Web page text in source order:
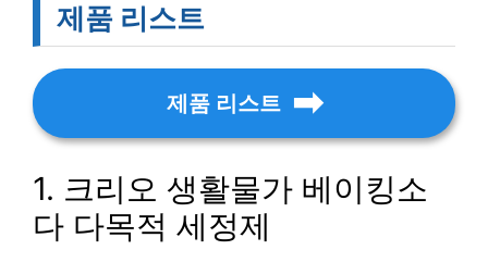
제품 리스트
제품 리스트
1. 크리오 생활물가 베이킹소
다 다목적 세정제